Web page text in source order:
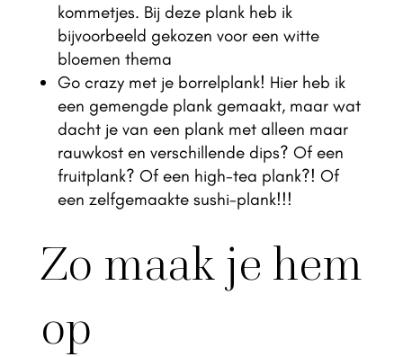
kommetjes. Bij deze plank heb ik
bijvoorbeeld gekozen voor een witte
bloemen thema
Go crazy met je borrelplank! Hier heb ik
een gemengde plank gemaakt, maar wat
dacht je van een plank met alleen maar
rauwkost en verschillende dips? Of een
fruitplank? Of een high-tea plank?! Of
een zelfgemaakte sushi-plank!!!
Zo maak je hem
op